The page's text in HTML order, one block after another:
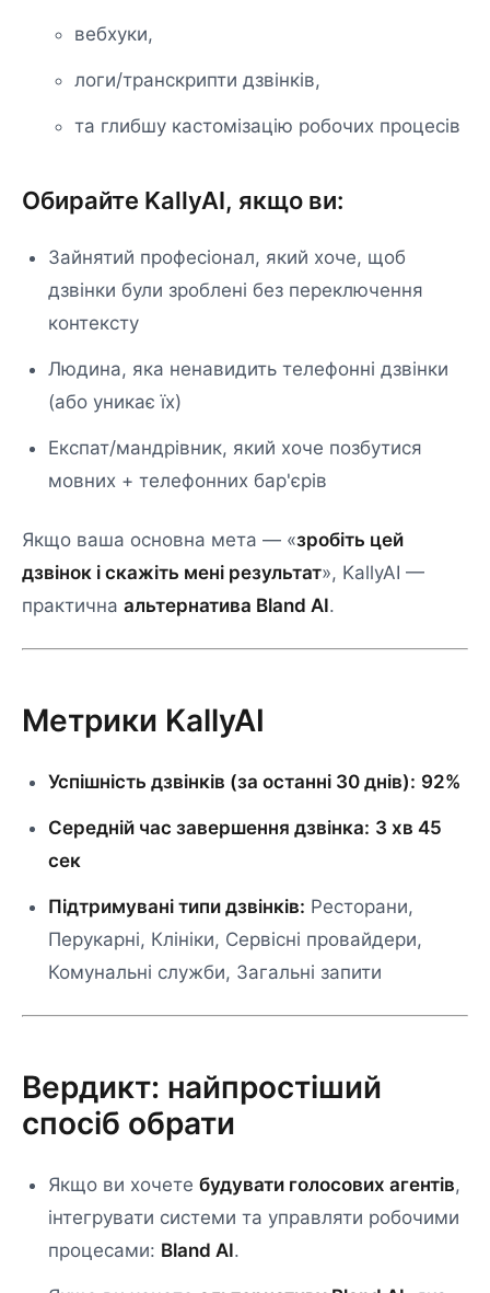
вебхуки,
логи/транскрипти дзвінків,
та глибшу кастомізацію робочих процесів
Обирайте KallyAI, якщо ви:
Зайнятий професіонал, який хоче, щоб
дзвінки були зроблені без переключення
контексту
Людина, яка ненавидить телефонні дзвінки
(або уникає їх)
Експат/мандрівник, який хоче позбутися
мовних + телефонних бар'єрів
Якщо ваша основна мета — «зробіть цей
дзвінок і скажіть мені результат», KallyAI —
практична альтернатива Bland AI.
Метрики KallyAI
Успішність дзвінків (за останні 30 днів): 92%
Середній час завершення дзвінка: 3 хв 45
сек
Підтримувані типи дзвінків: Ресторани,
Перукарні, Клініки, Сервісні провайдери,
Комунальні служби, Загальні запити
Вердикт: найпростіший
спосіб обрати
Якщо ви хочете будувати голосових агентів,
інтегрувати системи та управляти робочими
процесами: Bland AI.